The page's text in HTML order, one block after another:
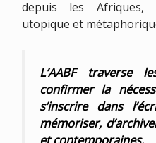
depuis les Afriques,
utopique et
L’AABF traverse
confirmer la
s’inscrire dans
mémoriser,
et contemporaines.